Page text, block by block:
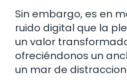
Sin embargo, es en
ruido digital que la
un valor
ofreciéndonos un
un mar de